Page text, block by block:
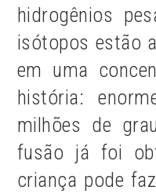
hidrogênios
isótopos estão
em uma
história:
milhões de
fusão já foi
criança pode